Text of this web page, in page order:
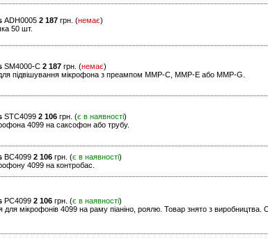
ADH0005 2 187 грн. (немає)
50 шт.
SM4000-C 2 187 грн. (немає)
підвішування мікрофона з преампом MMP-C, MMP-E або MMP-G.
STC4099 2 106 грн. (є в наявності)
4099 на саксофон або трубу.
BC4099 2 106 грн. (є в наявності)
4099 на контробас.
PC4099 2 106 грн. (є в наявності)
для мікрофонів 4099 на раму піаніно, роялю. Товар знято з